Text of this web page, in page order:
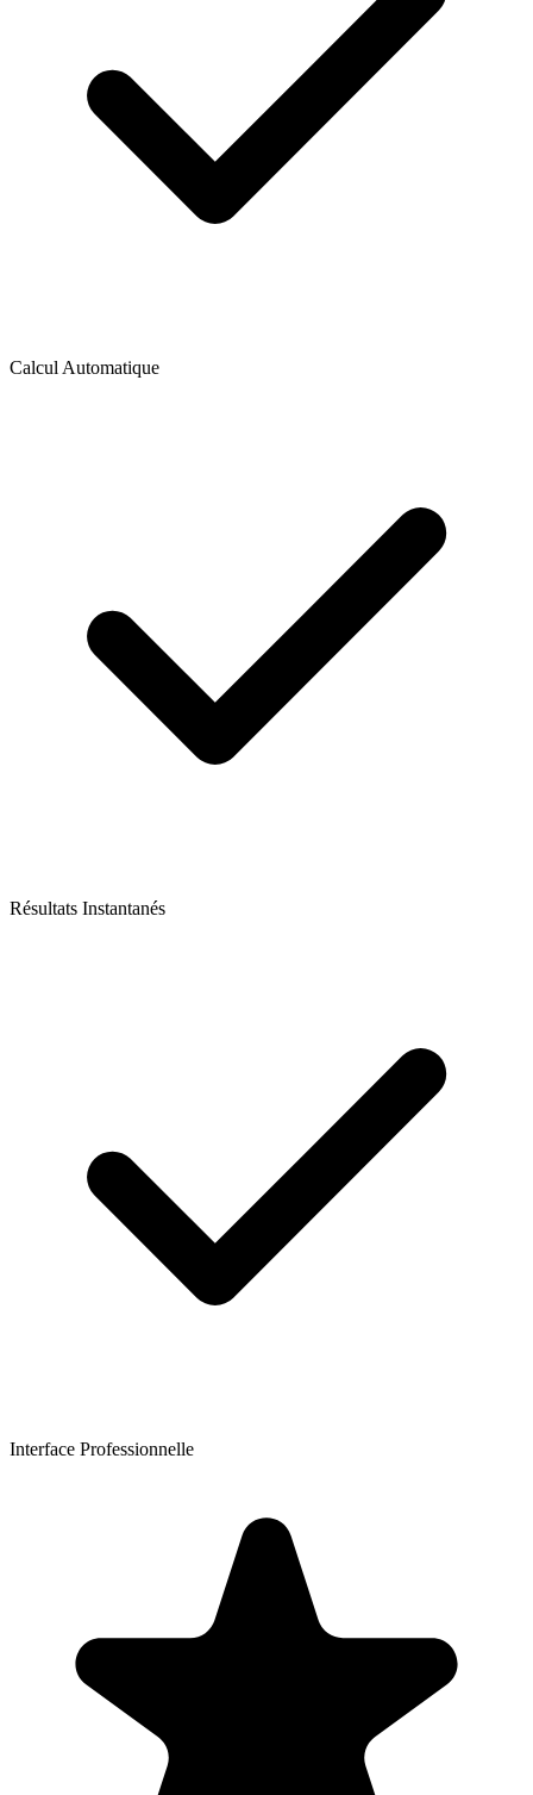
Calcul Automatique
Résultats Instantanés
Interface Professionnelle